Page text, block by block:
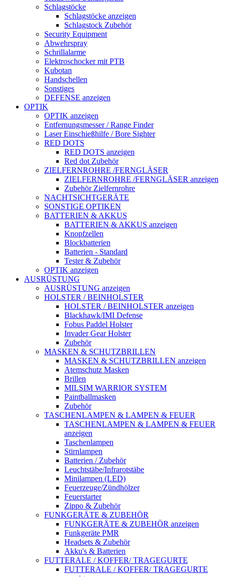
Schlagstöcke
Schlagstöcke anzeigen
Schlagstock Zubehör
Security Equipment
Abwehrspray
Schrillalarme
Elektroschocker mit PTB
Kubotan
Handschellen
Sonstiges
DEFENSE anzeigen
OPTIK
OPTIK anzeigen
Entfernungsmesser / Range Finder
Laser Einschießhilfe / Bore Sighter
RED DOTS
RED DOTS anzeigen
Red dot Zubehör
ZIELFERNROHRE /FERNGLÄSER
ZIELFERNROHRE /FERNGLÄSER anzeigen
Zubehör Zielfernrohre
NACHTSICHTGERÄTE
SONSTIGE OPTIKEN
BATTERIEN & AKKUS
BATTERIEN & AKKUS anzeigen
Knopfzellen
Blockbatterien
Batterien - Standard
Tester & Zubehör
OPTIK anzeigen
AUSRÜSTUNG
AUSRÜSTUNG anzeigen
HOLSTER / BEINHOLSTER
HOLSTER / BEINHOLSTER anzeigen
Blackhawk/IMI Defense
Fobus Paddel Holster
Invader Gear Holster
Zubehör
MASKEN & SCHUTZBRILLEN
MASKEN & SCHUTZBRILLEN anzeigen
Atemschutz Masken
Brillen
MILSIM WARRIOR SYSTEM
Paintballmasken
Zubehör
TASCHENLAMPEN & LAMPEN & FEUER
TASCHENLAMPEN & LAMPEN & FEUER
anzeigen
Taschenlampen
Stirnlampen
Batterien / Zubehör
Leuchtstäbe/Infrarotstäbe
Minilampen (LED)
Feuerzeuge/Zündhölzer
Feuerstarter
Zippo & Zubehör
FUNKGERÄTE & ZUBEHÖR
FUNKGERÄTE & ZUBEHÖR anzeigen
Funkgeräte PMR
Headsets & Zubehör
Akku's & Batterien
FUTTERALE / KOFFER/ TRAGEGURTE
FUTTERALE / KOFFER/ TRAGEGURTE